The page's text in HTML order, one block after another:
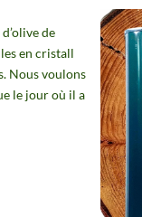
de
en cristall
. Nous voulons
le jour où il a